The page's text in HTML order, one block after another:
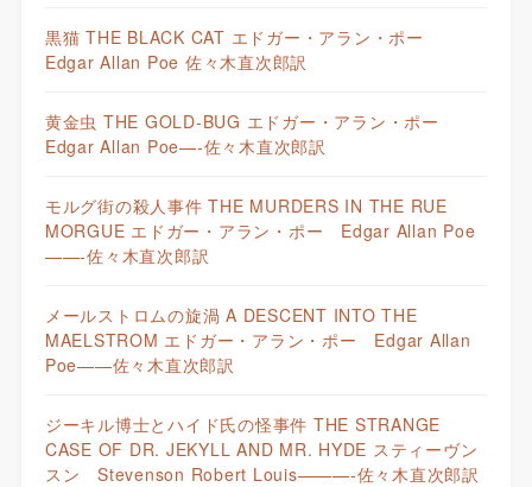
黒猫 THE BLACK CAT エドガー・アラン・ポー
Edgar Allan Poe 佐々木直次郎訳
黄金虫 THE GOLD-BUG エドガー・アラン・ポー
Edgar Allan Poe—-佐々木直次郎訳
モルグ街の殺人事件 THE MURDERS IN THE RUE
MORGUE エドガー・アラン・ポー Edgar Allan Poe
——-佐々木直次郎訳
メールストロムの旋渦 A DESCENT INTO THE
MAELSTROM エドガー・アラン・ポー Edgar Allan
Poe——佐々木直次郎訳
ジーキル博士とハイド氏の怪事件 THE STRANGE
CASE OF DR. JEKYLL AND MR. HYDE スティーヴン
スン Stevenson Robert Louis———-佐々木直次郎訳